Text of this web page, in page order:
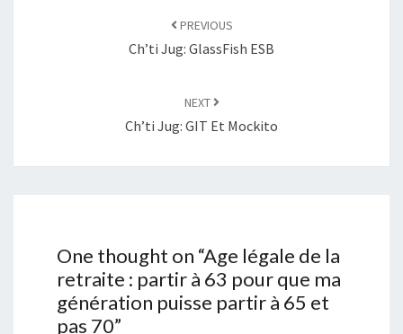
PREVIOUS
Ch’ti Jug: GlassFish ESB
NEXT
Ch’ti Jug: GIT Et Mockito
One thought on “Age légale de la
retraite : partir à 63 pour que ma
génération puisse partir à 65 et
pas 70”